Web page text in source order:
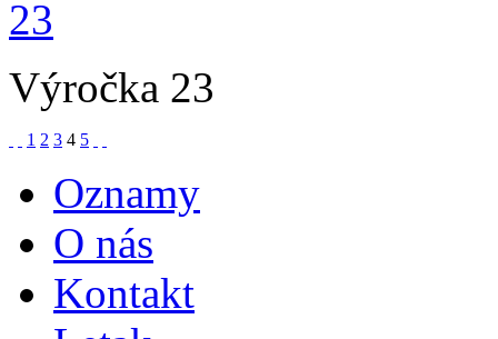
Výročka 23
1 2 3 4 5
Oznamy
O nás
Kontakt